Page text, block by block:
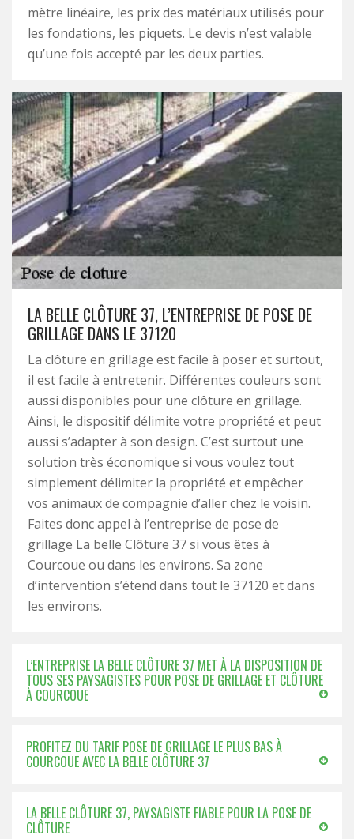
mètre linéaire, les prix des matériaux utilisés pour
les fondations, les piquets. Le devis n’est valable
qu’une fois accepté par les deux parties.
LA BELLE CLÔTURE 37, L’ENTREPRISE DE POSE DE
GRILLAGE DANS LE 37120
La clôture en grillage est facile à poser et surtout,
il est facile à entretenir. Différentes couleurs sont
aussi disponibles pour une clôture en grillage.
Ainsi, le dispositif délimite votre propriété et peut
aussi s’adapter à son design. C’est surtout une
solution très économique si vous voulez tout
simplement délimiter la propriété et empêcher
vos animaux de compagnie d’aller chez le voisin.
Faites donc appel à l’entreprise de pose de
grillage La belle Clôture 37 si vous êtes à
Courcoue ou dans les environs. Sa zone
d’intervention s’étend dans tout le 37120 et dans
les environs.
L’ENTREPRISE LA BELLE CLÔTURE 37 MET À LA DISPOSITION DE
TOUS SES PAYSAGISTES POUR POSE DE GRILLAGE ET CLÔTURE
À COURCOUE
PROFITEZ DU TARIF POSE DE GRILLAGE LE PLUS BAS À
COURCOUE AVEC LA BELLE CLÔTURE 37
LA BELLE CLÔTURE 37, PAYSAGISTE FIABLE POUR LA POSE DE
CLÔTURE